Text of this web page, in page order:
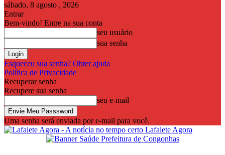
sábado, 8 agosto , 2026
Entrar
Bem-vindo! Entre na sua conta
seu usuário
sua senha
Esqueceu sua senha? Obter ajuda
Política de Privacidade
Recuperar senha
Recupere sua senha
seu e-mail
Uma senha será enviada por e-mail para você.
Lafaiete Agora